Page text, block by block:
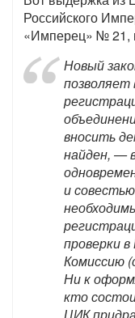
Российского
«Имперец» № 21,
Новый
позволяет
вносить
найден, —
и
проверки
Комиссию
Ни к
кто